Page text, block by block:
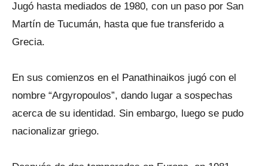
Jugó hasta mediados de 1980, con un paso por San
Martín de Tucumán, hasta que fue transferido a
Grecia.
En sus comienzos en el Panathinaikos jugó con el
nombre “Argyropoulos”, dando lugar a sospechas
acerca de su identidad. Sin embargo, luego se pudo
nacionalizar griego.